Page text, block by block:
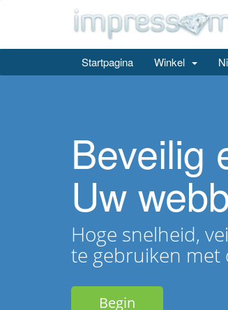
Startpagina Winkel
Beveilig
Uw
Hoge snelheid,
te gebruiken met
Begin